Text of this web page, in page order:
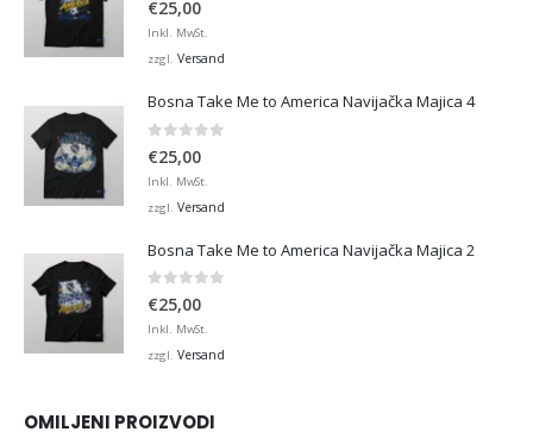
€25,00
Inkl. MwSt.
zzgl. Versand
Bosna Take Me to America Navijačka Majica 4
€25,00
Inkl. MwSt.
zzgl. Versand
Bosna Take Me to America Navijačka Majica 2
0 von 5
€25,00
Inkl. MwSt.
zzgl. Versand
OMILJENI PROIZVODI